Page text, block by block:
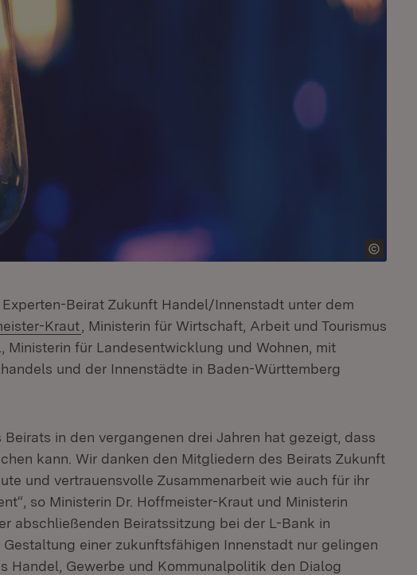
Beirat Zukunft Handel/Innenstadt unter dem
Kraut , Ministerin für Wirtschaft, Arbeit und Tourismus
Ministerin für Landesentwicklung und Wohnen, mit
und der Innenstädte in Baden-Württemberg
Beirats in den vergangenen drei Jahren hat gezeigt, dass
kann. Wir danken den Mitgliedern des Beirats Zukunft
und vertrauensvolle Zusammenarbeit wie auch für ihr
so Ministerin Dr. Hoffmeister-Kraut und Ministerin
abschließenden Beiratssitzung bei der L-Bank in
einer zukunftsfähigen Innenstadt nur gelingen
Handel, Gewerbe und Kommunalpolitik den Dialog